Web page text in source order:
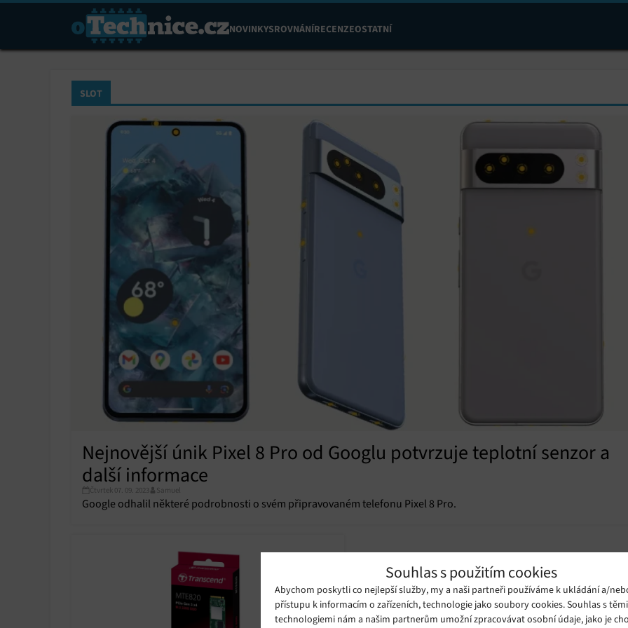
Souhlas s použitím cookies
Abychom poskytli co nejlepší služby, my a naši partneři používáme k ukládání a/
přístupu k informacím o zařízeních, technologie jako soubory cookies. Souhlas s
technologiemi nám a našim partnerům umožní zpracovávat osobní údaje, jako je
NOVINKYSROVNÁNÍRECENZEOSTATNÍ
SLOT
Nejnovější únik Pixel 8 Pro od Googlu potvrzuje teplotní senzor a
další informace
Čtvrtek 07. 09. 2023 Samuel
Google odhalil některé podrobnosti o svém připravovaném telefonu Pixel 8 Pro.